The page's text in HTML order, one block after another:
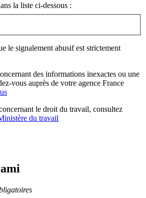
la liste ci-dessous :
le signalement abusif est strictement
des informations inexactes ou une
vous auprès de votre agence France
le droit du travail, consultez
du travail